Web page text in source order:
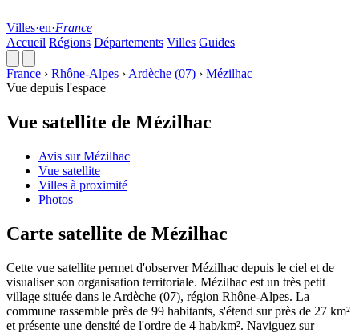
Villes·en·France
Accueil Régions Départements Villes Guides
France › Rhône-Alpes › Ardèche (07) › Mézilhac
Vue depuis l'espace
Vue satellite de Mézilhac
Avis sur Mézilhac
Vue satellite
Villes à proximité
Photos
Carte satellite de Mézilhac
Cette vue satellite permet d'observer Mézilhac depuis le ciel et de
visualiser son organisation territoriale. Mézilhac est un très petit
village située dans le Ardèche (07), région Rhône-Alpes. La
commune rassemble près de 99 habitants, s'étend sur près de 27 km²
et présente une densité de l'ordre de 4 hab/km². Naviguez sur